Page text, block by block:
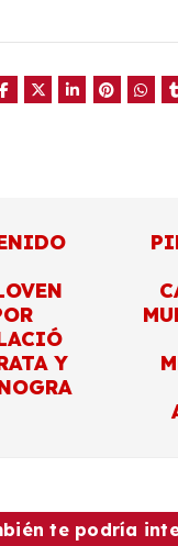
Y
te podría